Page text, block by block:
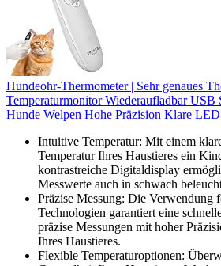
Hundeohr-Thermometer | Sehr genaues
Temperaturmonitor Wiederaufladbar USB
Hunde Welpen Hohe Präzision Klare
Intuitive Temperatur: Mit einem
Temperatur Ihres Haustieres ein
kontrastreiche Digitaldisplay
Messwerte auch in schwach
Präzise Messung: Die Verwendung
Technologien garantiert eine
präzise Messungen mit hoher
Ihres Haustieres.
Flexible Temperaturoptionen: